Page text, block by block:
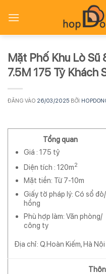
qua
Mặt Phố Khu Lò Sũ
7.5M 175 Tỷ Khách
ĐĂNG VÀO 26/03/2025 BỞI
Tổng quan
Giá : 175 tỷ
Diện tích : 120m2
Mặt tiền: Từ 7-10m
Giấy tờ pháp lý: Có sổ đỏ/
hồng
Phù hợp làm: Văn phòng/
công ty
Địa chỉ: Q.Hoàn Kiếm, Hà Nội